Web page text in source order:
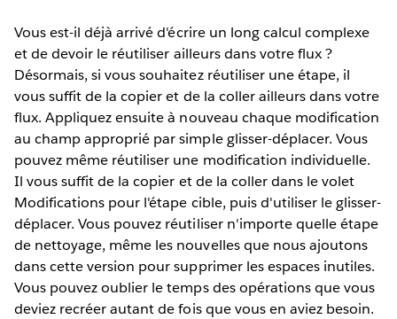
Vous est-il déjà arrivé d'écrire un long calcul complexe
et de devoir le réutiliser ailleurs dans votre flux ?
Désormais, si vous souhaitez réutiliser une étape, il
vous suffit de la copier et de la coller ailleurs dans votre
flux. Appliquez ensuite à nouveau chaque modification
au champ approprié par simple glisser-déplacer. Vous
pouvez même réutiliser une modification individuelle.
Il vous suffit de la copier et de la coller dans le volet
Modifications pour l'étape cible, puis d'utiliser le glisser-
déplacer. Vous pouvez réutiliser n'importe quelle étape
de nettoyage, même les nouvelles que nous ajoutons
dans cette version pour supprimer les espaces inutiles.
Vous pouvez oublier le temps des opérations que vous
deviez recréer autant de fois que vous en aviez besoin.